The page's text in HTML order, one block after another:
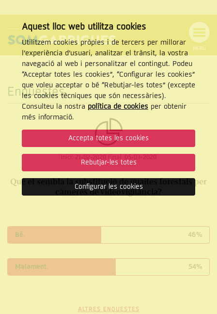
NAVEGACIÓ
MENÚ
Cercar
CERCAR
Enquestes
Inici: 21-02-2020 Final: 05-03-2020
Què et sembla la substitució de guaites forestals per
càmeres de videovigilància?
Bé. 46%
Malament. 54%
ALTRES ENQUESTES
Aquest lloc web utilitza cookies
Utilitzem cookies pròpies i de tercers per millorar
l’experiència d’usuari, analitzar el trànsit, la vostra
navegació al web i personalitzar el contingut. Podeu
“Acceptar totes les cookies”, “Configurar les cookies”
que voleu acceptar o bé “Rebutjar-les totes” (excepte
les cookies tècniques que són necessàries).
Consulteu la nostra política de cookiesper obtenir
més informació.
Accepta totes les cookies
Rebutjar-les totes
Configurar les cookies